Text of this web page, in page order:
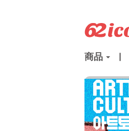
商品 |